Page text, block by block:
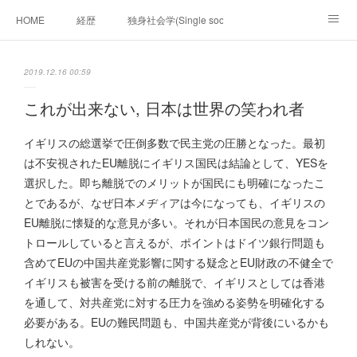
HOME 経歴 独身社会学(Single sociology)と高齢化社会学
移動出来て、工場で作る建物。未来２１００研究所
「心神の夢想２０２０」 フィリピンマンションは買うべきでは無い理由は全
海外生活の掟
フィリピンの問題点 フィリピンの歴史
ファッションを考える
未来２１００研究所他のアイデアマニラ男の手料理 総集編
https://globalclub.amebaownd.com/
2019.12.16 00:59
これが出来ない, 日本は世界の笑われ者
イギリスの総選挙で圧倒多数で民主党の圧勝となった。最初
は不安視されたEU離脱にイギリス国民は結論として、YESを
選択した。即ち離脱でのメリットが国民にも明確になったこ
とであるが、なぜ日本メヂィアは今になっても、イギリスの
EU離脱に懐疑的な意見が多い。それが日本国民の意見をコン
トロールしていると言えるが、ポイントはドイツ銀行問題も
含めてEUの中国共産党影響に関する疑念とEU財政の不健全で
イギリスも被害を受ける前の離脱で、イギリスとしては香港
を通して、対共産党に対する圧力を強める姿勢を明確化する
必要がある。EUの難民問題も、中国共産党が背後にいるかも
しれない。